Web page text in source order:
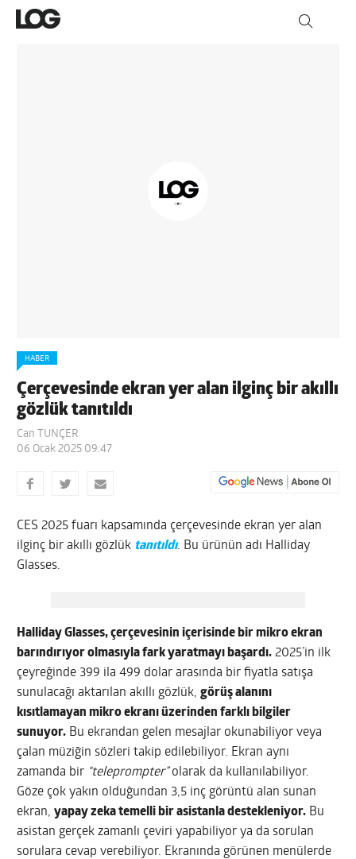
HABER
Çerçevesinde ekran yer alan ilginç bir akıllı
gözlük tanıtıldı
Can TUNÇER
06 Ocak 2025 09:47
CES 2025 fuarı kapsamında çerçevesinde ekran yer alan
ilginç bir akıllı gözlük tanıtıldı. Bu ürünün adı Halliday
Glasses.
Halliday Glasses, çerçevesinin içerisinde bir mikro ekran
barındırıyor olmasıyla fark yaratmayı başardı. 2025’in ilk
çeyreğinde 399 ila 499 dolar arasında bir fiyatla satışa
sunulacağı aktarılan akıllı gözlük,görüş alanını
kısıtlamayan mikro ekranı üzerinden farklı bilgiler
sunuyor. Bu ekrandan gelen mesajlar okunabiliyor veya
çalan müziğin sözleri takip edilebiliyor. Ekran aynı
zamanda bir “teleprompter”olarak da kullanılabiliyor.
Göze çok yakın olduğundan 3,5 inç görüntü alan sunan
ekran,yapay zeka temelli bir asistanla destekleniyor. Bu
asistan gerçek zamanlı çeviri yapabiliyor ya da sorulan
sorulara cevap verebiliyor. Ekranında görünen menülerde